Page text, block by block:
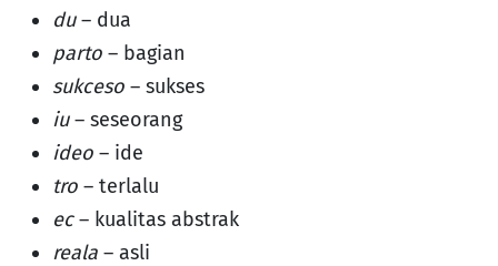
du– dua
parto – bagian
sukceso – sukses
iu– seseorang
ideo – ide
tro – terlalu
ec– kualitas abstrak
reala – asli